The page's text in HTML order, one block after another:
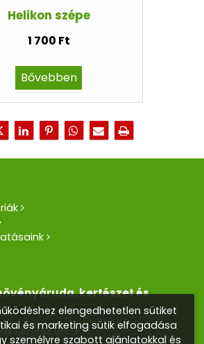
Helikon szépe
1 700 Ft
Bővebben
kertészet és
Kertész utca 5.
elengedhetetlen sütiket
és marketing sütik elfogadása
személyre szabott ajánlatokkal és